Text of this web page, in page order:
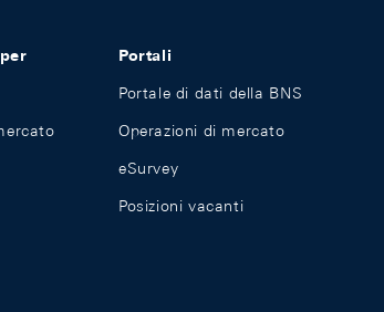
Portali
Portale di dati della BNS
Operazioni di mercato
eSurvey
Posizioni vacanti